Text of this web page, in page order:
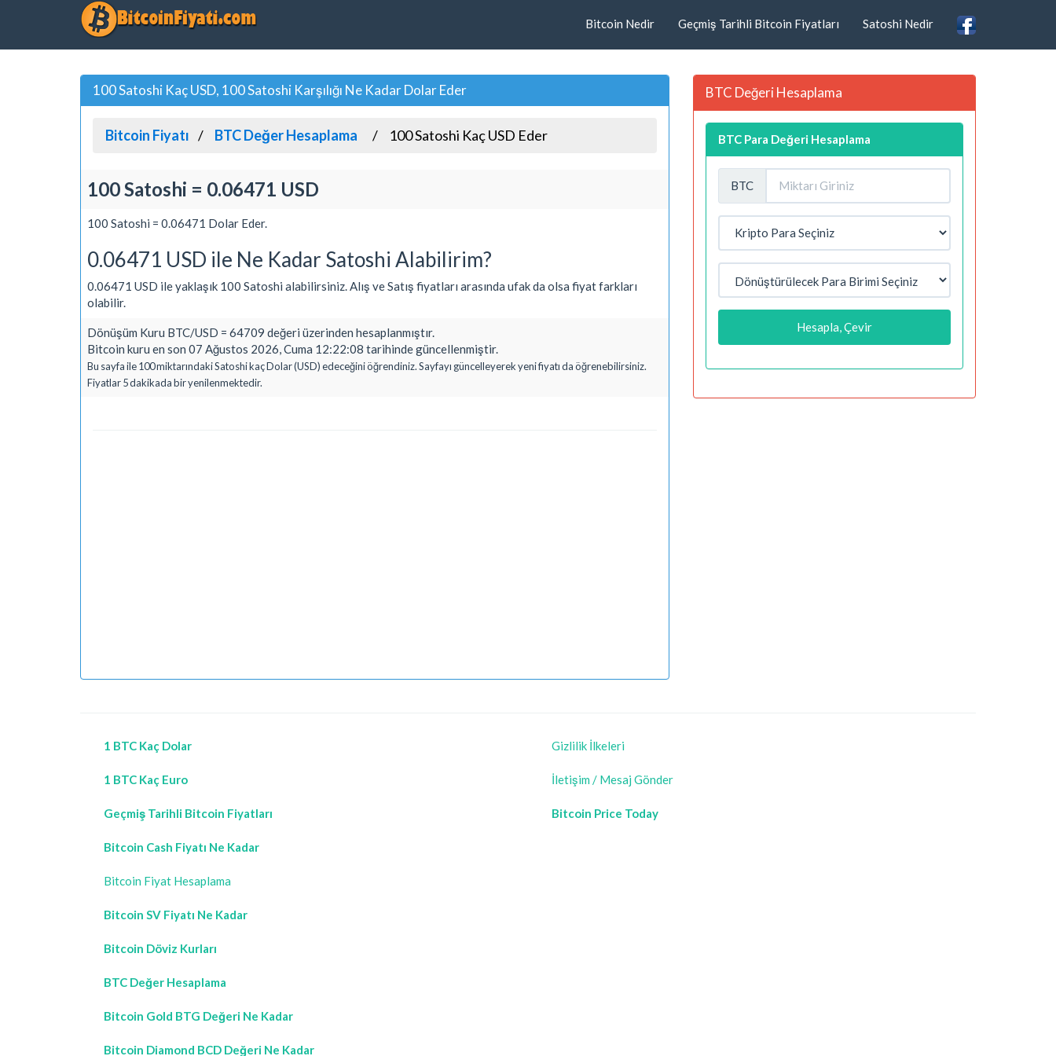
Bitcoin Nedir Geçmiş Tarihli Bitcoin Fiyatları Satoshi Nedir
100 Satoshi Kaç USD, 100 Satoshi Karşılığı Ne Kadar Dolar Eder
Bitcoin Fiyatı BTC Değer Hesaplama 100 Satoshi Kaç USD Eder
100 Satoshi = 0.06471 USD
100 Satoshi = 0.06471 Dolar Eder.
0.06471 USD ile Ne Kadar Satoshi Alabilirim?
0.06471 USD ile yaklaşık 100 Satoshi alabilirsiniz. Alış ve Satış fiyatları arasında ufak da olsa fiyat farkları
olabilir.
Dönüşüm Kuru BTC/USD = 64709 değeri üzerinden hesaplanmıştır.
Bitcoin kuru en son 07 Ağustos 2026, Cuma 12:22:08 tarihinde güncellenmiştir.
Bu sayfa ile 100 miktarındaki Satoshi kaç Dolar (USD) edeceğini öğrendiniz. Sayfayı güncelleyerek yeni fiyatı da öğrenebilirsiniz.
Fiyatlar 5 dakikada bir yenilenmektedir.
BTC Değeri Hesaplama
BTC Para Değeri Hesaplama
BTC
Hesapla, Çevir
1 BTC Kaç Dolar
1 BTC Kaç Euro
Geçmiş Tarihli Bitcoin Fiyatları
Bitcoin Cash Fiyatı Ne Kadar
Bitcoin Fiyat Hesaplama
Bitcoin SV Fiyatı Ne Kadar
Bitcoin Döviz Kurları
BTC Değer Hesaplama
Bitcoin Gold BTG Değeri Ne Kadar
Bitcoin Diamond BCD Değeri Ne Kadar
Gizlilik İlkeleri
İletişim / Mesaj Gönder
Bitcoin Price Today